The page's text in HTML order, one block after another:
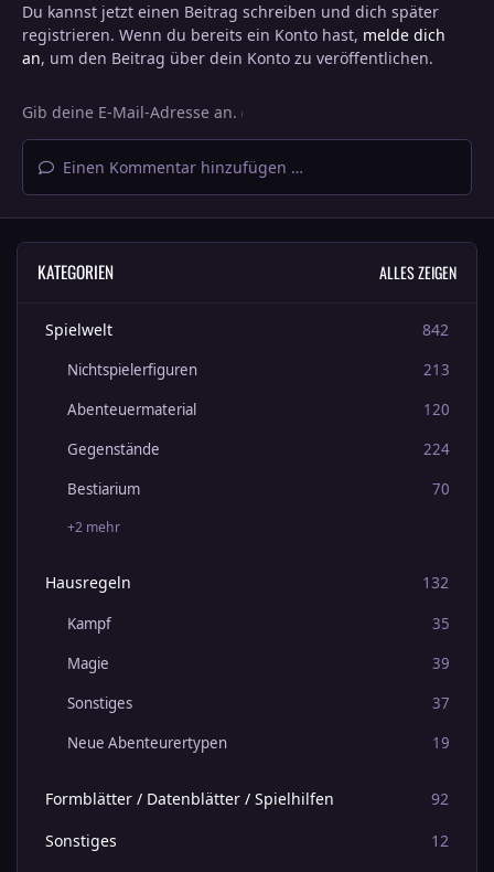
Du kannst jetzt einen Beitrag schreiben und dich später
registrieren. Wenn du bereits ein Konto hast, melde dich
an, um den Beitrag über dein Konto zu veröffentlichen.
Einen Kommentar hinzufügen …
KATEGORIEN ALLES ZEIGEN
Spielwelt 842
Nichtspielerfiguren
213
Abenteuermaterial
120
Gegenstände
224
Bestiarium
70
+2 mehr
Hausregeln 132
Kampf
35
Magie
39
Sonstiges
37
Neue Abenteurertypen
19
Formblätter / Datenblätter / Spielhilfen
92
Sonstiges
12